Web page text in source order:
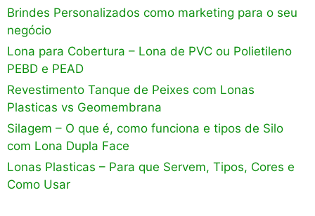
Brindes Personalizados como marketing para o seu
negócio
Lona para Cobertura – Lona de PVC ou Polietileno
PEBD e PEAD
Revestimento Tanque de Peixes com Lonas
Plasticas vs Geomembrana
Silagem – O que é, como funciona e tipos de Silo
com Lona Dupla Face
Lonas Plasticas – Para que Servem, Tipos, Cores e
Como Usar